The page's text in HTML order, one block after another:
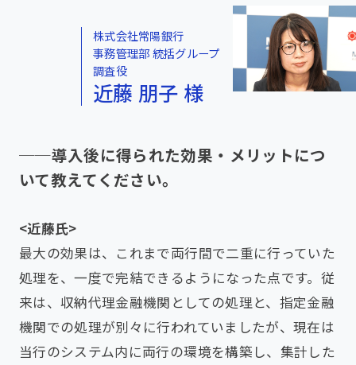
株式会社常陽銀行
事務管理部 統括グループ
調査役
近藤 朋子 様
──導入後に得られた効果・メリットにつ
いて教えてください。
<近藤氏>
最大の効果は、これまで両行間で二重に行っていた
処理を、一度で完結できるようになった点です。従
来は、収納代理金融機関としての処理と、指定金融
機関での処理が別々に行われていましたが、現在は
当行のシステム内に両行の環境を構築し、集計した